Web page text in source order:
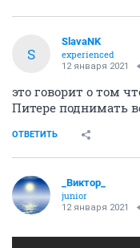
S
SlavaNK
experienced
12 января 2021
это говорит о том
Питере поднимать
ОТВЕТИТЬ
_Виктор_
juniоr
12 января 2021